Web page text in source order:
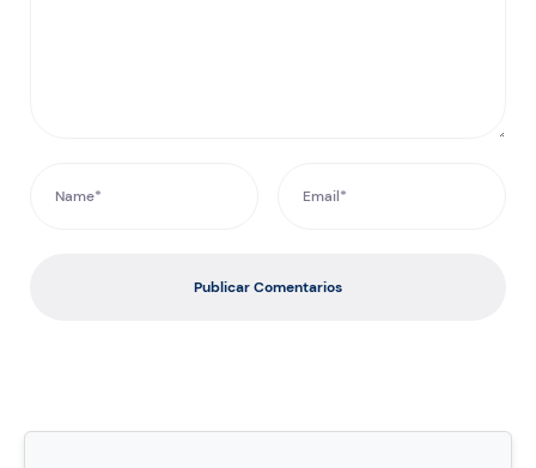
Publicar Comentarios